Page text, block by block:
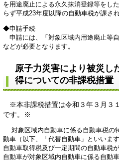
を用途廃止による永久抹消登録等をし
らず平成23年度以降の自動車税が課され
◆申請手続
申請には、「対象区域内用途廃止等
などが必要となります。
原子力災害により被災し
得についての非課税措置
※本非課税措置は令和３年３月３
です。※
対象区域内自動車に係る自動車税の
動車（以下、「代替自動車」といいま
自動車取得税及び一定期間の自動車税
自動車が対象区域内自動車に係る自動